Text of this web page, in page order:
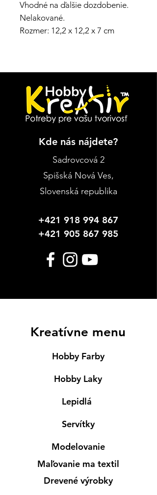
Vhodné na ďalšie dozdobenie.
Nelakované.
Rozmer: 12,2 x 12,2 x 7 cm
Kde nás nájdete?
Sadrovcová 2
Spišská Nová Ves,
Slovenská republika
+421 918 994 867
+421 905 867 985
Kreatívne menu
Hobby Farby
Hobby Laky
Lepidlá
Servítky
Modelovanie
Maľovanie ma textil
Drevené výrobky